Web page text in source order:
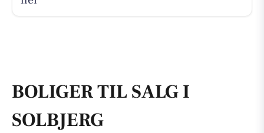
BOLIGER TIL SALG I
SOLBJERG